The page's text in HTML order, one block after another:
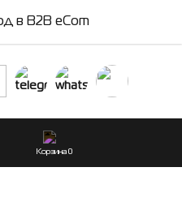
в B2B eCom
Корзина 0